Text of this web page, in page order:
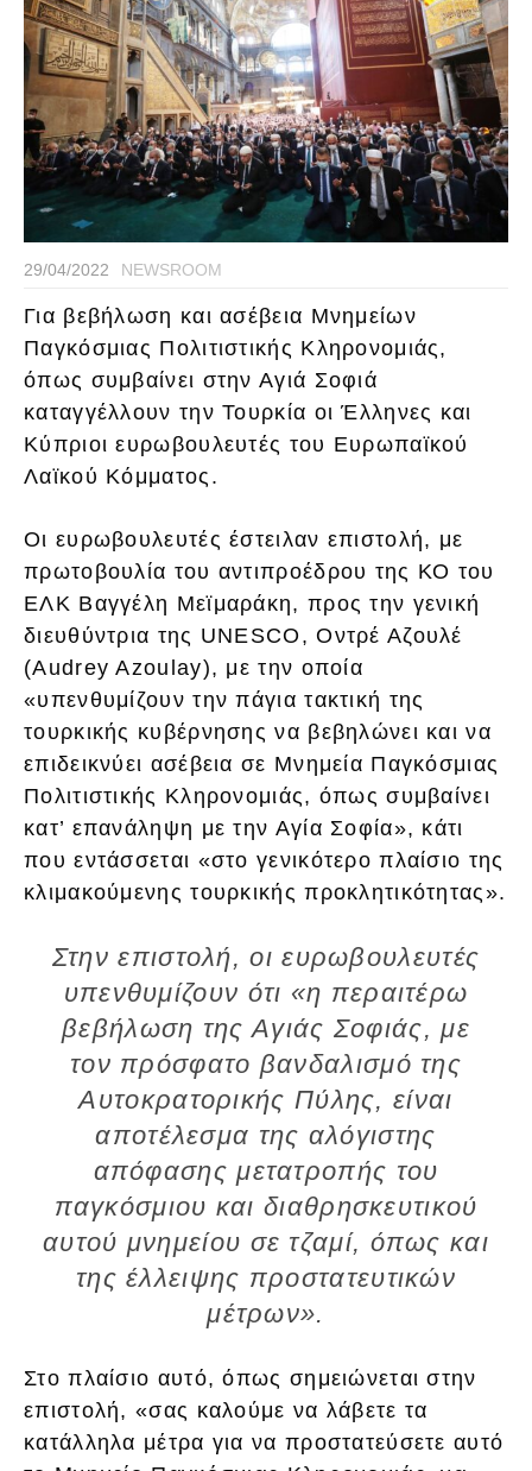
29/04/2022 NEWSROOM
Για βεβήλωση και ασέβεια Μνημείων
Παγκόσμιας Πολιτιστικής Κληρονομιάς,
όπως συμβαίνει στην Αγιά Σοφιά
καταγγέλλουν την Τουρκία οι Έλληνες και
Κύπριοι ευρωβουλευτές του Ευρωπαϊκού
Λαϊκού Κόμματος.
Οι ευρωβουλευτές έστειλαν επιστολή, με
πρωτοβουλία του αντιπροέδρου της ΚΟ του
ΕΛΚ Βαγγέλη Μεϊμαράκη, προς την γενική
διευθύντρια της UNESCO, Οντρέ Αζουλέ
(Audrey Azoulay), με την οποία
«υπενθυμίζουν την πάγια τακτική της
τουρκικής κυβέρνησης να βεβηλώνει και να
επιδεικνύει ασέβεια σε Μνημεία Παγκόσμιας
Πολιτιστικής Κληρονομιάς, όπως συμβαίνει
κατ’ επανάληψη με την Αγία Σοφία», κάτι
που εντάσσεται «στο γενικότερο πλαίσιο της
κλιμακούμενης τουρκικής προκλητικότητας».
Στην επιστολή, οι ευρωβουλευτές
υπενθυμίζουν ότι «η περαιτέρω
βεβήλωση της Αγιάς Σοφιάς, με
τον πρόσφατο βανδαλισμό της
Αυτοκρατορικής Πύλης, είναι
αποτέλεσμα της αλόγιστης
απόφασης μετατροπής του
παγκόσμιου και διαθρησκευτικού
αυτού μνημείου σε τζαμί, όπως και
της έλλειψης προστατευτικών
μέτρων».
Στο πλαίσιο αυτό, όπως σημειώνεται στην
επιστολή, «σας καλούμε να λάβετε τα
κατάλληλα μέτρα για να προστατεύσετε αυτό